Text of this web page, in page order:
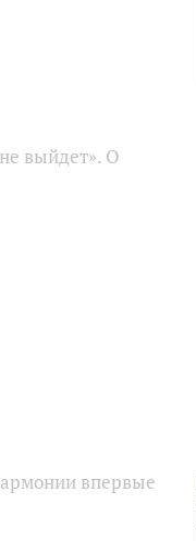
выйдет». О
впервые